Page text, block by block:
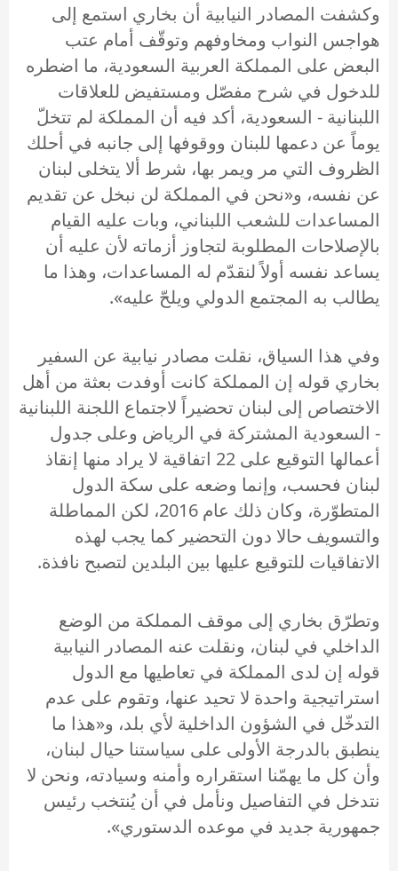
وكشفت المصادر النيابية أن بخاري استمع إلى
هواجس النواب ومخاوفهم وتوقّف أمام عتب
البعض على المملكة العربية السعودية، ما اضطره
للدخول في شرح مفصّل ومستفيض للعلاقات
اللبنانية - السعودية، أكد فيه أن المملكة لم تتخلّ
يوماً عن دعمها للبنان ووقوفها إلى جانبه في أحلك
الظروف التي مر ويمر بها، شرط ألا يتخلى لبنان
عن نفسه، و«نحن في المملكة لن نبخل عن تقديم
المساعدات للشعب اللبناني، وبات عليه القيام
بالإصلاحات المطلوبة لتجاوز أزماته لأن عليه أن
يساعد نفسه أولاً لنقدّم له المساعدات، وهذا ما
يطالب به المجتمع الدولي ويلحّ عليه».
وفي هذا السياق، نقلت مصادر نيابية عن السفير
بخاري قوله إن المملكة كانت أوفدت بعثة من أهل
الاختصاص إلى لبنان تحضيراً لاجتماع اللجنة اللبنانية
- السعودية المشتركة في الرياض وعلى جدول
أعمالها التوقيع على 22 اتفاقية لا يراد منها إنقاذ
لبنان فحسب، وإنما وضعه على سكة الدول
المتطوّرة، وكان ذلك عام 2016، لكن المماطلة
والتسويف حالا دون التحضير كما يجب لهذه
الاتفاقيات للتوقيع عليها بين البلدين لتصبح نافذة.
وتطرّق بخاري إلى موقف المملكة من الوضع
الداخلي في لبنان، ونقلت عنه المصادر النيابية
قوله إن لدى المملكة في تعاطيها مع الدول
استراتيجية واحدة لا تحيد عنها، وتقوم على عدم
التدخّل في الشؤون الداخلية لأي بلد، و«هذا ما
ينطبق بالدرجة الأولى على سياستنا حيال لبنان،
وأن كل ما يهمّنا استقراره وأمنه وسيادته، ونحن لا
نتدخل في التفاصيل ونأمل في أن يُنتخب رئيس
جمهورية جديد في موعده الدستوري».